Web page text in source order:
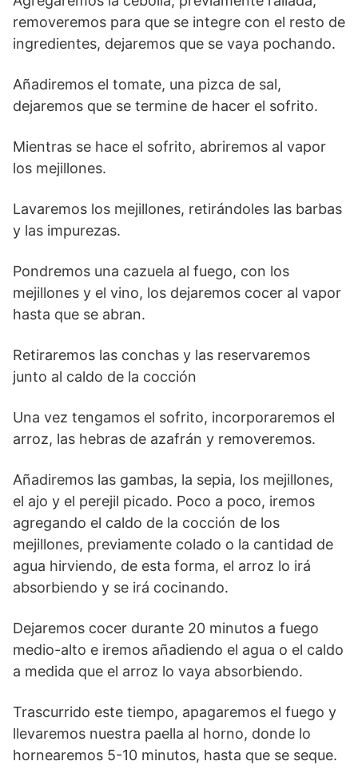
removeremos para que se integre con el resto de
ingredientes, dejaremos que se vaya pochando.
Añadiremos el tomate, una pizca de sal,
dejaremos que se termine de hacer el sofrito.
Mientras se hace el sofrito, abriremos al vapor
los mejillones.
Lavaremos los mejillones, retirándoles las barbas
y las impurezas.
Pondremos una cazuela al fuego, con los
mejillones y el vino, los dejaremos cocer al vapor
hasta que se abran.
Retiraremos las conchas y las reservaremos
junto al caldo de la cocción
Una vez tengamos el sofrito, incorporaremos el
arroz, las hebras de azafrán y removeremos.
Añadiremos las gambas, la sepia, los mejillones,
el ajo y el perejil picado. Poco a poco, iremos
agregando el caldo de la cocción de los
mejillones, previamente colado o la cantidad de
agua hirviendo, de esta forma, el arroz lo irá
absorbiendo y se irá cocinando.
Dejaremos cocer durante 20 minutos a fuego
medio-alto e iremos añadiendo el agua o el caldo
a medida que el arroz lo vaya absorbiendo.
Trascurrido este tiempo, apagaremos el fuego y
llevaremos nuestra paella al horno, donde lo
hornearemos 5-10 minutos, hasta que se seque.